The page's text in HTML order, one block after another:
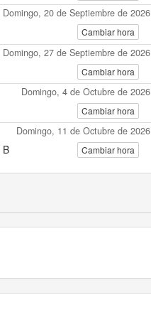
Domingo, 20 de Septiembre de 2026
Cambiar hora
Domingo, 27 de Septiembre de 2026
Cambiar hora
Domingo, 4 de Octubre de 2026
Cambiar hora
Domingo, 11 de Octubre de 2026
B Cambiar hora